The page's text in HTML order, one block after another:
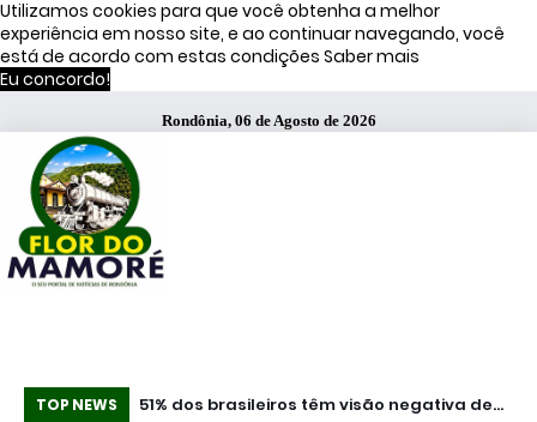
Utilizamos cookies para que você obtenha a melhor
experiência em nosso site, e ao continuar navegando, você
está de acordo com estas condições Saber mais
Eu concordo!
Rondônia, 06 de Agosto de 2026
TOP NEWS
negativa de
Concurso leiteiro da 37ª Expoagro terá R$ 25